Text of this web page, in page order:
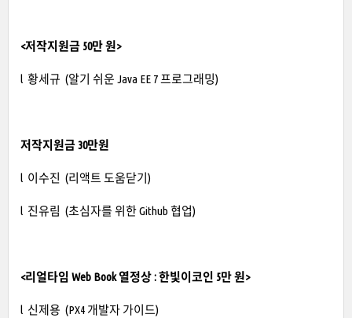
<저작지원금 50만 원>
l 황세규 (알기 쉬운 Java EE 7 프로그래밍)
저작지원금 30만원
l 이수진 (리액트 도움닫기)
l 진유림 (초심자를 위한 Github 협업)
<리얼타임 Web Book 열정상 : 한빛이코인 5만 원>
l 신제용 (PX4 개발자 가이드)